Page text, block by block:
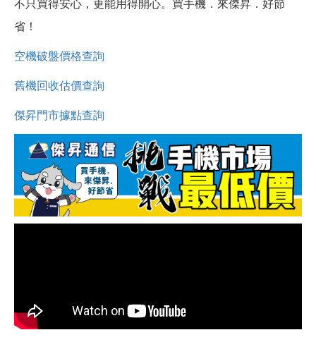
不只買得安心，更能用得開心。買手機．來傑昇．好節
省！
空機破盤價格查詢
舊機回收估價查詢
傑昇門市據點查詢